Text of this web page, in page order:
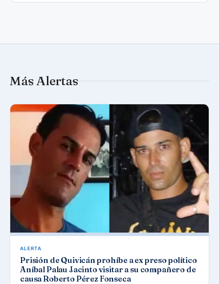
Más Alertas
ALERTA
Prisión de Quivicán prohíbe a ex preso político
Aníbal Palau Jacinto visitar a su compañero de
causa Roberto Pérez Fonseca